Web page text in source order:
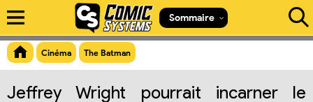
Sommaire
Cinéma The Batman
Jeffrey Wright pourrait incarner le
Aperçu du lien